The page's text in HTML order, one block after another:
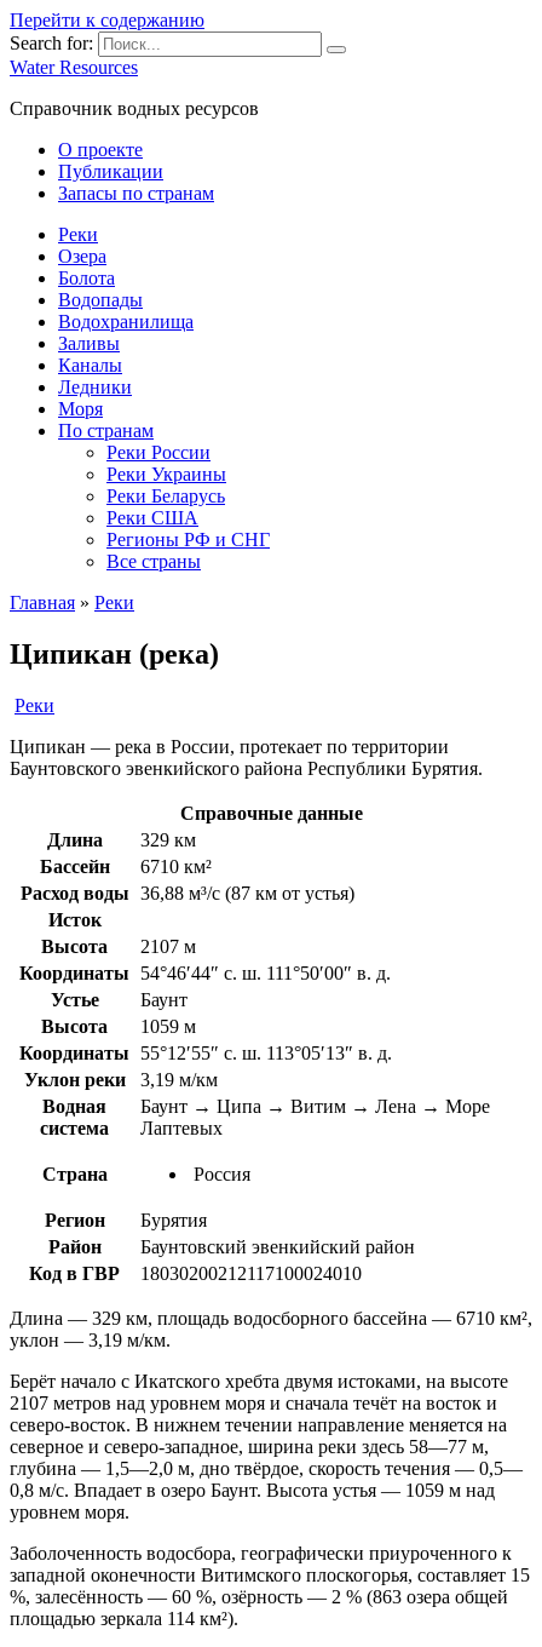
Перейти к содержанию
Search for:
Water Resources
Справочник водных ресурсов
О проекте
Публикации
Запасы по странам
Реки
Озера
Болота
Водопады
Водохранилища
Заливы
Каналы
Ледники
Моря
По странам
Реки России
Реки Украины
Реки Беларусь
Реки США
Регионы РФ и СНГ
Все страны
Главная » Реки
Ципикан (река)
Реки
Ципикан — река в России, протекает по территории
Баунтовского эвенкийского района Республики Бурятия.
Справочные данные
Длина
329 км
Бассейн
6710 км²
Расход воды 36,88 м³/с (87 км от устья)
Исток
Высота
2107 м
Координаты
54°46′44″ с. ш. 111°50′00″ в. д.
Устье
Баунт
Высота
1059 м
Координаты
55°12′55″ с. ш. 113°05′13″ в. д.
Уклон реки
3,19 м/км
Водная
система
Баунт → Ципа → Витим → Лена → Море
Лаптевых
Страна Россия
Регион
Бурятия
Район
Баунтовский эвенкийский район
Код в ГВР
18030200212117100024010
Длина — 329 км, площадь водосборного бассейна — 6710 км²,
уклон — 3,19 м/км.
Берёт начало с Икатского хребта двумя истоками, на высоте
2107 метров над уровнем моря и сначала течёт на восток и
северо-восток. В нижнем течении направление меняется на
северное и северо-западное, ширина реки здесь 58—77 м,
глубина — 1,5—2,0 м, дно твёрдое, скорость течения — 0,5—
0,8 м/с. Впадает в озеро Баунт. Высота устья — 1059 м над
уровнем моря.
Заболоченность водосбора, географически приуроченного к
западной оконечности Витимского плоскогорья, составляет 15
%, залесённость — 60 %, озёрность — 2 % (863 озера общей
площадью зеркала 114 км²).